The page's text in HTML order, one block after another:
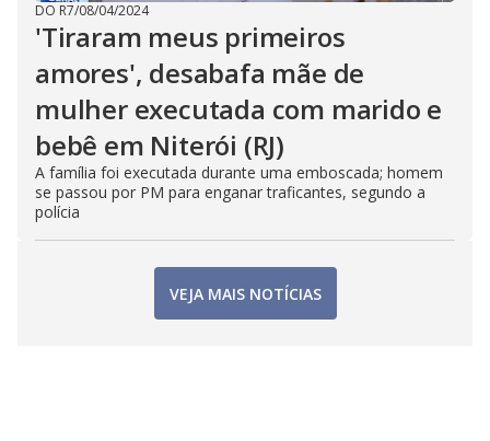
DO R7/08/04/2024
'Tiraram meus primeiros
amores', desabafa mãe de
mulher executada com marido e
bebê em Niterói (RJ)
A família foi executada durante uma emboscada; homem
se passou por PM para enganar traficantes, segundo a
polícia
VEJA MAIS NOTÍCIAS